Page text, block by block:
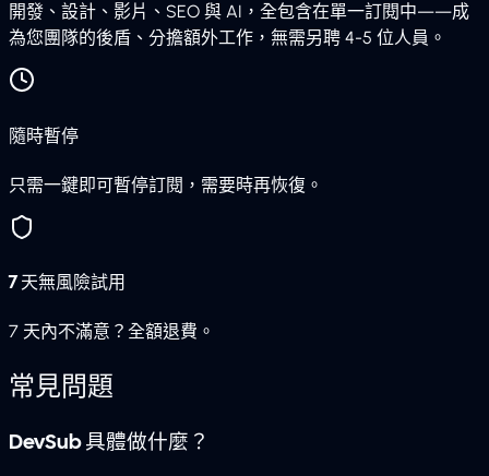
開發、設計、影片、SEO 與 AI，全包含在單一訂閱中——成
為您團隊的後盾、分擔額外工作，無需另聘 4-5 位人員。
隨時暫停
只需一鍵即可暫停訂閱，需要時再恢復。
7 天無風險試用
7 天內不滿意？全額退費。
常見問題
DevSub 具體做什麼？